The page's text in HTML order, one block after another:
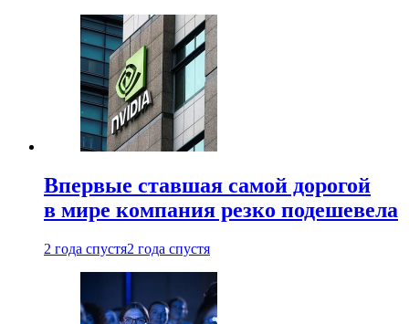
Впервые ставшая самой дорогой
в мире компания резко подешевела
2 года спустя2 года спустя